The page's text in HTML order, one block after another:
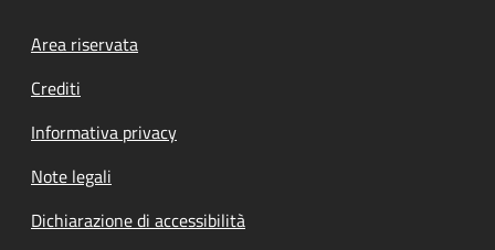
Footer menu
Area riservata
Crediti
Informativa privacy
Note legali
Dichiarazione di accessibilità